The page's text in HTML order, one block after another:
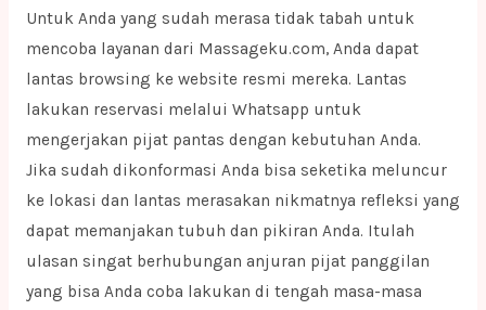
Untuk Anda yang sudah merasa tidak tabah untuk
mencoba layanan dari Massageku.com, Anda dapat
lantas browsing ke website resmi mereka. Lantas
lakukan reservasi melalui Whatsapp untuk
mengerjakan pijat pantas dengan kebutuhan Anda.
Jika sudah dikonformasi Anda bisa seketika meluncur
ke lokasi dan lantas merasakan nikmatnya refleksi yang
dapat memanjakan tubuh dan pikiran Anda. Itulah
ulasan singat berhubungan anjuran pijat panggilan
yang bisa Anda coba lakukan di tengah masa-masa